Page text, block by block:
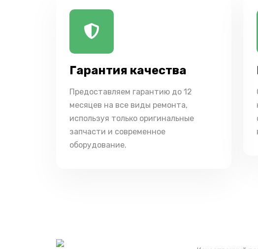
Гарантия качества
Предоставляем гарантию до 12
месяцев на все виды ремонта,
используя только оригинальные
запчасти и современное
оборудование.